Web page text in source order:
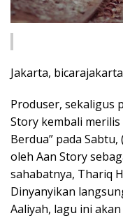
Jakarta,
Produser, sekaligus
Story kembali
Berdua” pada
oleh Aan Story
sahabatnya, Thariq
Dinyanyikan
Aaliyah, lagu ini